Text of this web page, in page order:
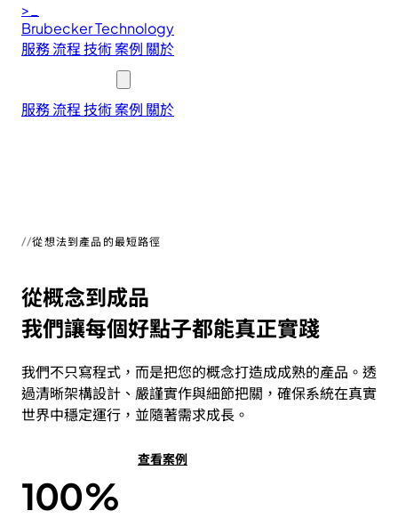
>_
BrubeckerTechnology
服務流程技術案例 關於
服務流程技術案例 關於
從想法到產品的最短路徑
從概念到成品
我們讓每個好點子都能真正實踐
我們不只寫程式，而是把您的概念打造成成熟的產品。透
過清晰架構設計、嚴謹實作與細節把關，確保系統在真實
世界中穩定運行，並隨著需求成長。
查看案例
100%